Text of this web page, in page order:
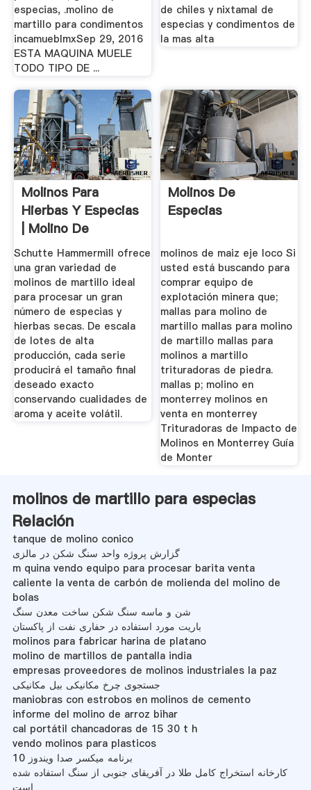
especias, .molino de
martillo para condimentos
incamueblmxSep 29, 2016
ESTA MAQUINA MUELE
TODO TIPO DE ...
de chiles y nixtamal de
especias y condimentos de
la mas alta
Molinos Para
Hierbas Y Especias
| Molino De
Martillos De ...
Schutte Hammermill ofrece
una gran variedad de
molinos de martillo ideal
para procesar un gran
número de especias y
hierbas secas. De escala
de lotes de alta
producción, cada serie
producirá el tamaño final
deseado exacto
conservando cualidades de
aroma y aceite volátil.
Molinos De
Especias
molinos de maiz eje loco Si
usted está buscando para
comprar equipo de
explotación minera que;
mallas para molino de
martillo mallas para molino
de martillo mallas para
molinos a martillo
trituradoras de piedra.
mallas p; molino en
monterrey molinos en
venta en monterrey
Trituradoras de Impacto de
Molinos en Monterrey Guía
de Monter
molinos de martillo para especias
Relación
tanque de molino conico
گزارش پروژه واحد سنگ شکن در مالزی
m quina vendo equipo para procesar barita venta
caliente la venta de carbón de molienda del molino de
bolas
شن و ماسه سنگ شکن ساخت معدن سنگ
باریت مورد استفاده در حفاری نفت از پاکستان
molinos para fabricar harina de platano
molino de martillos de pantalla india
empresas proveedores de molinos industriales la paz
جستجوی چرخ مکانیکی بیل مکانیکی
maniobras con estrobos en molinos de cemento
informe del molino de arroz bihar
cal portátil chancadoras de 15 30 t h
vendo molinos para plasticos
برنامه میکسر صدا ویندوز 10
کارخانه استخراج کامل طلا در آفریقای جنوبی از سنگ استفاده شده
است